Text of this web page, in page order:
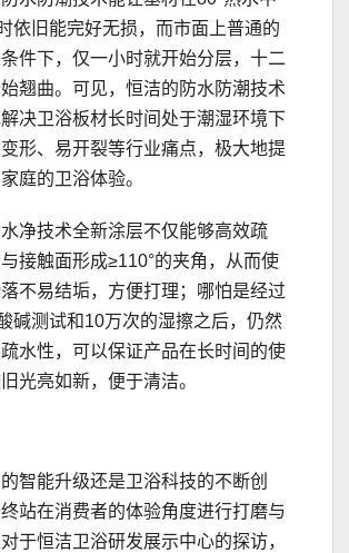
依旧能完好无损，而市面上普通的
件下，仅一小时就开始分层，十二
翘曲。可见，恒洁的防水防潮技术
决卫浴板材长时间处于潮湿环境下
形、易开裂等行业痛点，极大地提
庭的卫浴体验。
净技术全新涂层不仅能够高效疏
接触面形成≥110°的夹角，从而使
不易结垢，方便打理；哪怕是经过
碱测试和10万次的湿擦之后，仍然
水性，可以保证产品在长时间的使
光亮如新，便于清洁。
智能升级还是卫浴科技的不断创
站在消费者的体验角度进行打磨与
于恒洁卫浴研发展示中心的探访，